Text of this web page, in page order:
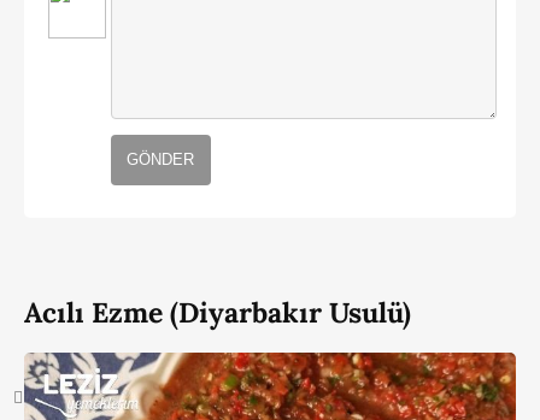
Benzer Tariflere Bak
GÖNDER
Acılı Ezme (Diyarbakır Usulü)